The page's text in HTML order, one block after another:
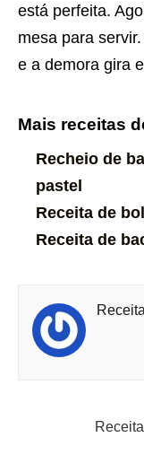
está perfeita.
mesa para
e a demora gira
Mais receitas
Recheio de
pastel
Receita de
Receita de